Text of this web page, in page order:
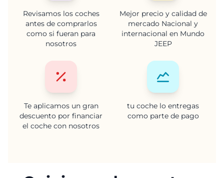
Revisamos los coches
antes de comprarlos
como si fueran para
nosotros
Mejor precio y calidad de
mercado Nacional y
internacional en Mundo
JEEP
Te aplicamos un gran
descuento por financiar
el coche con nosotros
tu coche lo entregas
como parte de pago